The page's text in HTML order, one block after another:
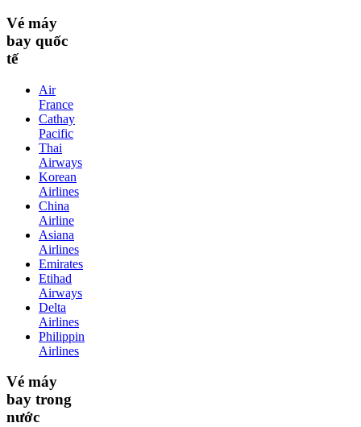
Vé máy
bay quốc
tế
Air
France
Cathay
Pacific
Thai
Airways
Korean
Airlines
China
Airline
Asiana
Airlines
Emirates
Etihad
Airways
Delta
Airlines
Philippin
Airlines
Vé máy
bay trong
nước